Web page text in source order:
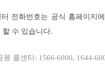
전화번호는 공식 홈페이지
할 수 있습니다.
융 콜센터: 1566-6000, 1644-